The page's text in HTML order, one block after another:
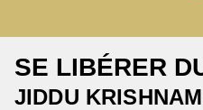
SE LIBÉRER
JIDDU